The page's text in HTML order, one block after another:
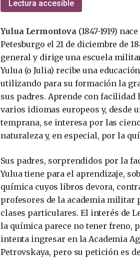
Lectura accesible
Yulua Lermontova (1847-1919)
Petesburgo el 21 de diciembre de
general y dirige una escuela
Yulua (o Julia) recibe una
utilizando para su formación la
sus padres. Aprende con facilidad
varios idiomas europeos y, desde
temprana, se interesa por las
naturaleza y, en especial, por la
Sus padres, sorprendidos por la
Yulua tiene para el aprendizaje,
química cuyos libros devora,
profesores de la academia militar
clases particulares. El interés de
la química parece no tener freno,
intenta ingresar en la Academia
Petrovskaya, pero su petición es